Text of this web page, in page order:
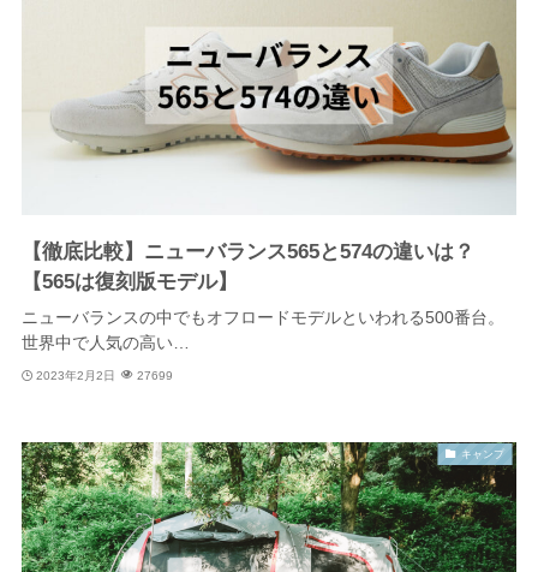
【徹底比較】ニューバランス565と574の違いは？
【565は復刻版モデル】
ニューバランスの中でもオフロードモデルといわれる500番台。
世界中で人気の高い…
2023年2月2日 27699
キャンプ